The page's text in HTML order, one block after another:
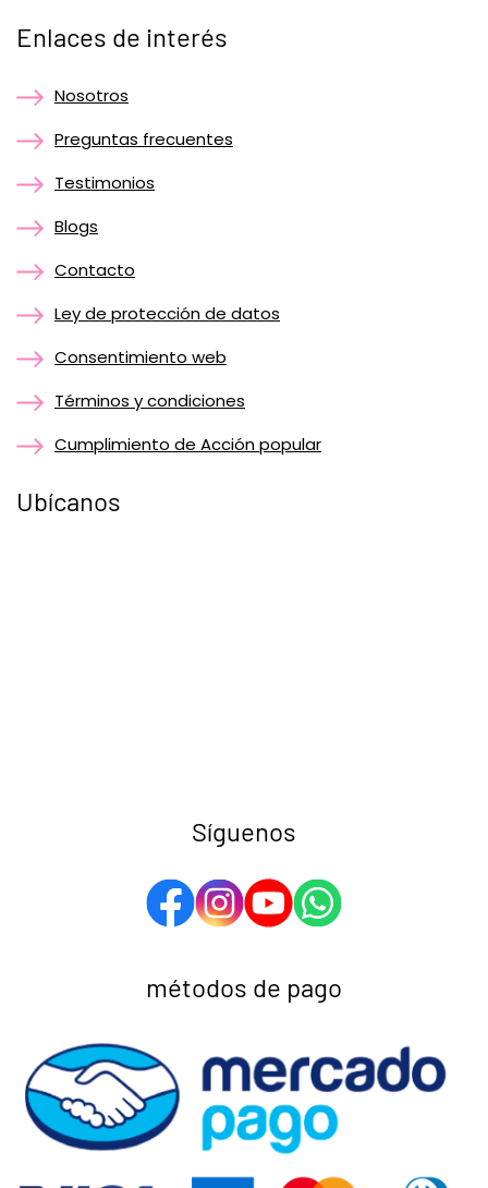
Enlaces de interés
Nosotros
Preguntas frecuentes
Testimonios
Blogs
Contacto
Ley de protección de datos
Consentimiento web
Términos y condiciones
Cumplimiento de Acción popular
Ubícanos
Síguenos
métodos de pago